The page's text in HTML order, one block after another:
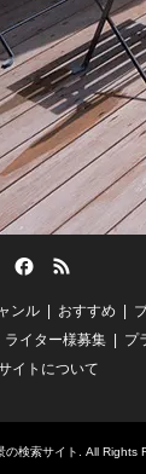
ンル おすすめ
ライター様募集
プ
イトについて
の検索サイト . All Rights